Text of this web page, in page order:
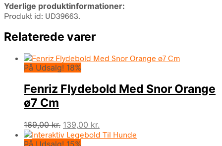
Yderlige produktinformationer:
Produkt id: UD39663.
Relaterede varer
På Udsalg! 18%
Fenriz Flydebold Med Snor Orange
ø7 Cm
169,00kr. Den
oprindelige
pris
139,00 kr.
aktuelle
På Udsalg! 15%